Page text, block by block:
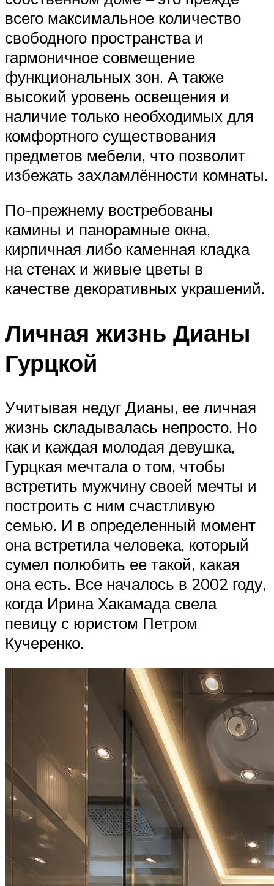
всего максимальное количество
свободного пространства и
гармоничное совмещение
функциональных зон. А также
высокий уровень освещения и
наличие только необходимых для
комфортного существования
предметов мебели, что позволит
избежать захламлённости комнаты.
По-прежнему востребованы
камины и панорамные окна,
кирпичная либо каменная кладка
на стенах и живые цветы в
качестве декоративных украшений.
Личная жизнь Дианы
Гурцкой
Учитывая недуг Дианы, ее личная
жизнь складывалась непросто. Но
как и каждая молодая девушка,
Гурцкая мечтала о том, чтобы
встретить мужчину своей мечты и
построить с ним счастливую
семью. И в определенный момент
она встретила человека, который
сумел полюбить ее такой, какая
она есть. Все началось в 2002 году,
когда Ирина Хакамада свела
певицу с юристом Петром
Кучеренко.